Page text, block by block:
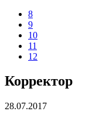
8
9
10
11
12
Корректор
28.07.2017